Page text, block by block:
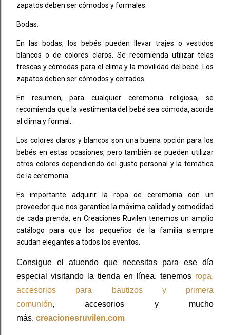
zapatos deben ser cómodos y formales.
Bodas:
En las bodas, los bebés pueden llevar trajes o vestidos
blancos o de colores claros. Se recomienda utilizar telas
frescas y cómodas para el clima y la movilidad del bebé. Los
zapatos deben ser cómodos y cerrados.
En resumen, para cualquier ceremonia religiosa, se
recomienda que la vestimenta del bebé sea cómoda, acorde
al clima y formal.
Los colores claros y blancos son una buena opción para los
bebés en estas ocasiones, pero también se pueden utilizar
otros colores dependiendo del gusto personal y la temática
de la ceremonia.
Es importante adquirir la ropa de ceremonia con un
proveedor que nos garantice la máxima calidad y comodidad
de cada prenda, en Creaciones Ruvilen tenemos un amplio
catálogo para que los pequeños de la familia siempre
acudan elegantes a todos los eventos.
Consigue el atuendo que necesitas para ese día
especial visitando la tienda en línea, tenemos ropa,
accesorios para bautizos y primera
comunión, accesorios y mucho
más. creacionesruvilen.com